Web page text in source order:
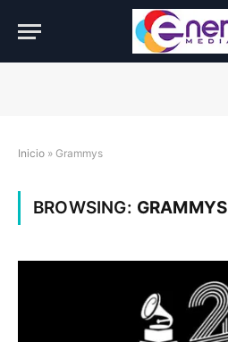
Inicio » Grammys
BROWSING: GRAMMYS